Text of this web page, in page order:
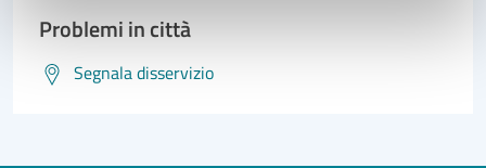
Problemi in città
Segnala disservizio